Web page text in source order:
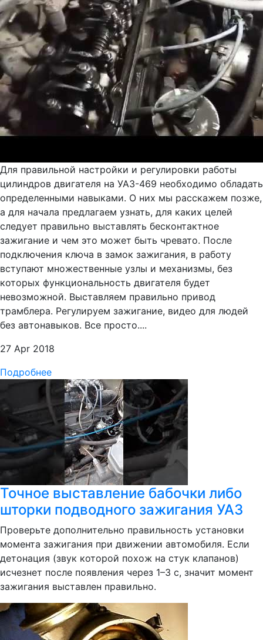
Для правильной настройки и регулировки работы
цилиндров двигателя на УАЗ-469 необходимо обладать
определенными навыками. О них мы расскажем позже,
а для начала предлагаем узнать, для каких целей
следует правильно выставлять бесконтактное
зажигание и чем это может быть чревато. После
подключения ключа в замок зажигания, в работу
вступают множественные узлы и механизмы, без
которых функциональность двигателя будет
невозможной. Выставляем правильно привод
трамблера. Регулируем зажигание, видео для людей
без автонавыков. Все просто....
27 Apr 2018
Подробнее
Точное выставление бабочки либо
шторки подводного зажигания УАЗ
Проверьте дополнительно правильность установки
момента зажигания при движении автомобиля. Если
детонация (звук которой похож на стук клапанов)
исчезнет после появления через 1–3 с, значит момент
зажигания выставлен правильно.